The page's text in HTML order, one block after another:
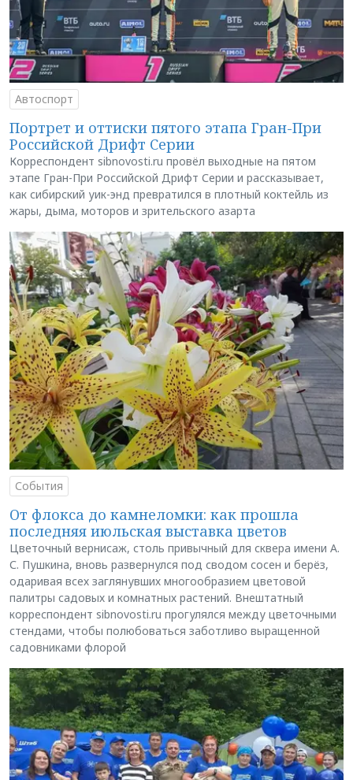
Автоспорт
Портрет и оттиски пятого этапа Гран-При
Российской Дрифт Серии
Корреспондент sibnovosti.ru провёл выходные на пятом
этапе Гран-При Российской Дрифт Серии и рассказывает,
как сибирский уик-энд превратился в плотный коктейль из
жары, дыма, моторов и зрительского азарта
События
От флокса до камнеломки: как прошла
последняя июльская выставка цветов
Цветочный вернисаж, столь привычный для сквера имени А.
С. Пушкина, вновь развернулся под сводом сосен и берёз,
одаривая всех заглянувших многообразием цветовой
палитры садовых и комнатных растений. Внештатный
корреспондент sibnovosti.ru прогулялся между цветочными
стендами, чтобы полюбоваться заботливо выращенной
садовниками флорой